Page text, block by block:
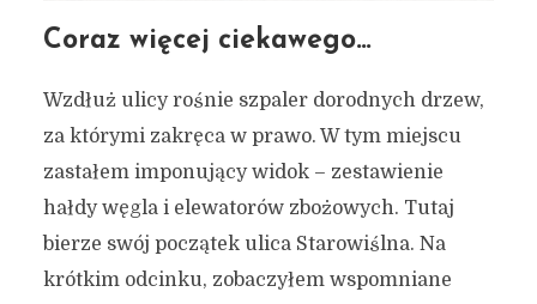
Coraz więcej ciekawego…
Wzdłuż ulicy rośnie szpaler dorodnych drzew,
za którymi zakręca w prawo. W tym miejscu
zastałem imponujący widok – zestawienie
hałdy węgla i elewatorów zbożowych. Tutaj
bierze swój początek ulica Starowiślna. Na
krótkim odcinku, zobaczyłem wspomniane